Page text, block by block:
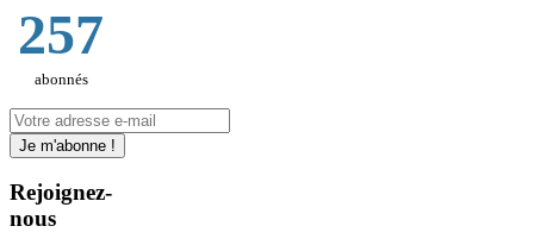
257
abonnés
Rejoignez-
nous